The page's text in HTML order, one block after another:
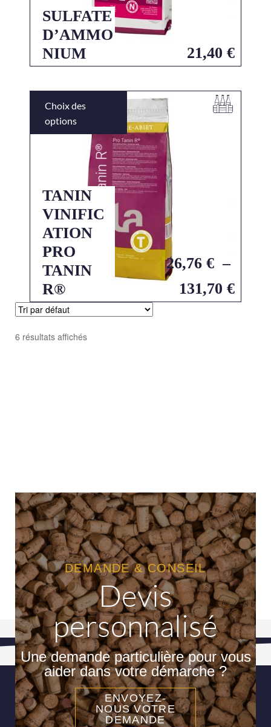
SULFATE
D’AMMO
NIUM
21,40 €
TANIN
VINIFIC
ATION
PRO
TANIN
R®
26,76 € –
131,70 €
Choix des
options
6 résultats affichés
DEMANDE & CONSEIL
Devis
personnalisé
Une demande particulière pour vous
aider dans votre démarche ?
ENVOYEZ-
NOUS VOTRE
DEMANDE